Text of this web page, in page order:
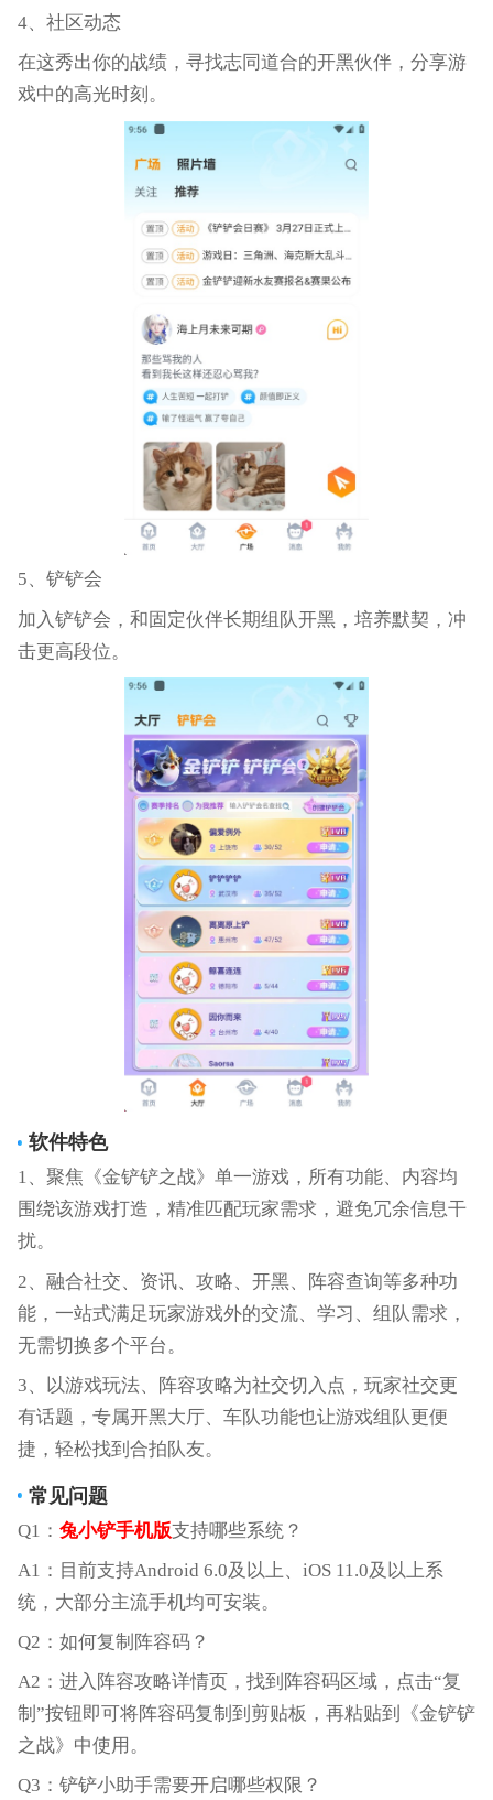
4、社区动态
在这秀出你的战绩，寻找志同道合的开黑伙伴，分享游
戏中的高光时刻。
5、铲铲会
加入铲铲会，和固定伙伴长期组队开黑，培养默契，冲
击更高段位。
软件特色
1、聚焦《金铲铲之战》单一游戏，所有功能、内容均
围绕该游戏打造，精准匹配玩家需求，避免冗余信息干
扰。
2、融合社交、资讯、攻略、开黑、阵容查询等多种功
能，一站式满足玩家游戏外的交流、学习、组队需求，
无需切换多个平台。
3、以游戏玩法、阵容攻略为社交切入点，玩家社交更
有话题，专属开黑大厅、车队功能也让游戏组队更便
捷，轻松找到合拍队友。
常见问题
Q1： 兔小铲手机版支持哪些系统？
A1：目前支持Android 6.0及以上、iOS 11.0及以上系
统，大部分主流手机均可安装。
Q2：如何复制阵容码？
A2：进入阵容攻略详情页，找到阵容码区域，点击“复
制”按钮即可将阵容码复制到剪贴板，再粘贴到《金铲铲
之战》中使用。
Q3：铲铲小助手需要开启哪些权限？